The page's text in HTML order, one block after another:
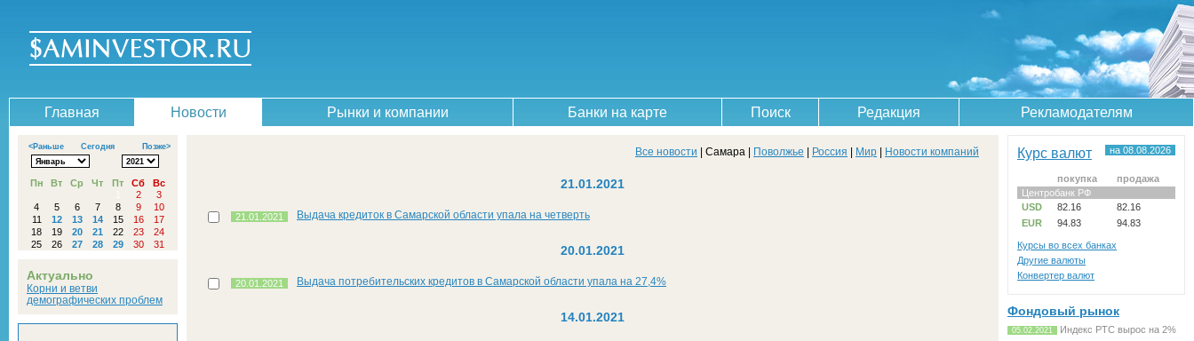
Главная Новости Рынки и компании Банки на карте Поиск Редакция Рекламодателям
<Раньше Сегодня Позже>
Пн Вт Ср Чт Пт Сб
Вс
2
3
4
5 6 7 8 9
10
11
12 13 14 15 16
17
18
19 20 21 22 23
24
25
26 27 28 29 30 31
Актуально
Корни и ветви
демографических проблем
Все новости | Самара | Поволжье | Россия | Мир | Новости компаний
21.01.2021
21.01.2021 Выдача кредиток в Самарской области упала на четверть
20.01.2021
20.01.2021 Выдача потребительских кредитов в Самарской области упала на 27,4%
14.01.2021
Курс валют на 08.08.2026
покупка
продажа
Центробанк РФ
USD
82.16
82.16
EUR
94.83 94.83
Курсы во всех банках
Другие валюты
Конвертер валют
Фондовый рынок
05.02.2021 Индекс РТС вырос на 2%